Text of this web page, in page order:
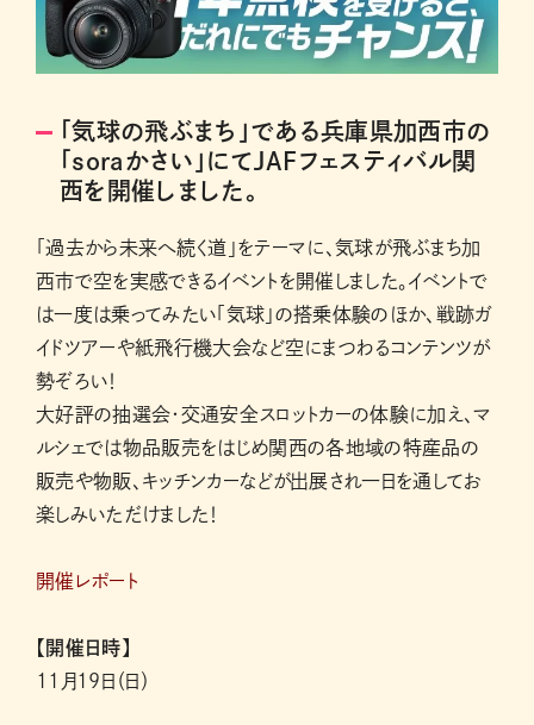
「気球の飛ぶまち」である兵庫県加西市の
「soraかさい」にてJAFフェスティバル関
西を開催しました。
「過去から未来へ続く道」をテーマに、気球が飛ぶまち加
西市で空を実感できるイベントを開催しました。イベントで
は一度は乗ってみたい「気球」の搭乗体験のほか、戦跡ガ
イドツアーや紙飛行機大会など空にまつわるコンテンツが
勢ぞろい！
大好評の抽選会・交通安全スロットカーの体験に加え、マ
ルシェでは物品販売をはじめ関西の各地域の特産品の
販売や物販、キッチンカーなどが出展され一日を通してお
楽しみいただけました！
開催レポート
【開催日時】
11月19日（日）